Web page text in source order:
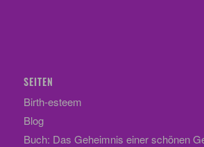
SEITEN
Birth-esteem
Blog
Buch: Das Geheimnis einer schönen